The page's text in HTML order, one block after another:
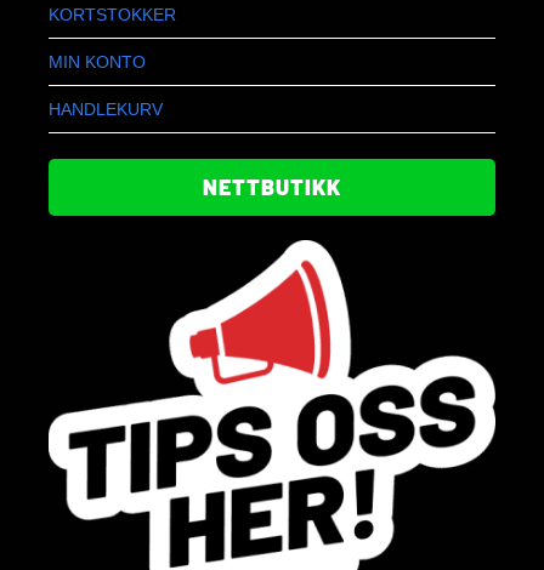
KORTSTOKKER
MIN KONTO
HANDLEKURV
NETTBUTIKK